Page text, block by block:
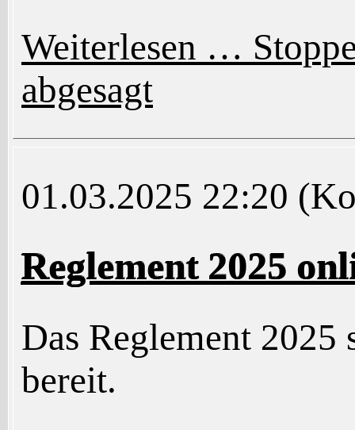
Weiterlesen …
abgesagt
01.03.2025 22:20
Reglement 2025
Das Reglement
bereit.